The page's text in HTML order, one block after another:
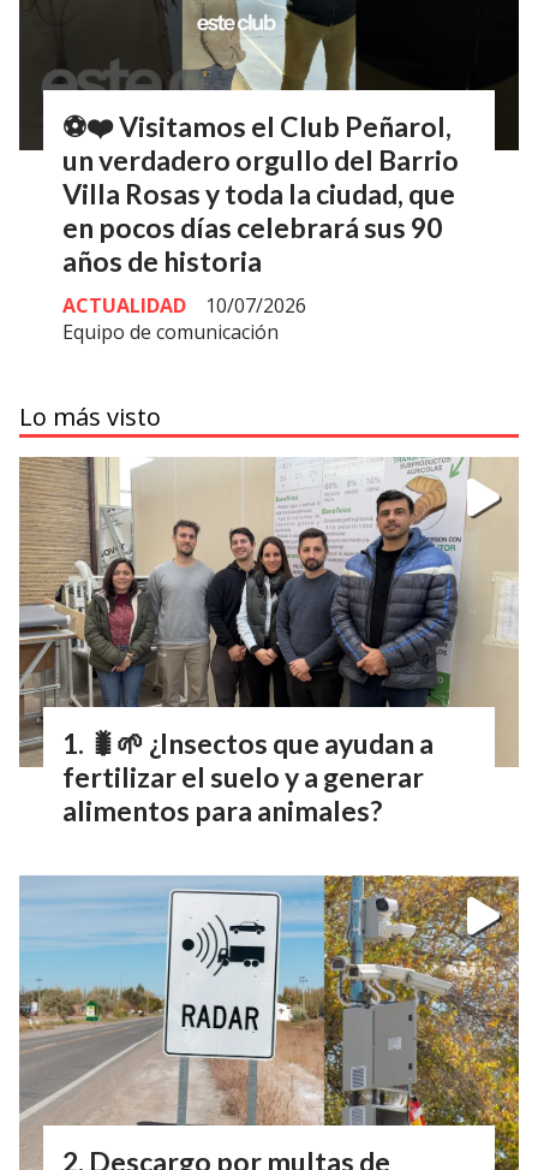
⚽❤️ Visitamos el Club Peñarol,
un verdadero orgullo del Barrio
Villa Rosas y toda la ciudad, que
en pocos días celebrará sus 90
años de historia
Equipo de comunicación
ACTUALIDAD 10/07/2026
Lo más visto
🐛🌱 ¿Insectos que ayudan a
fertilizar el suelo y a generar
alimentos para animales?
Descargo por multas de